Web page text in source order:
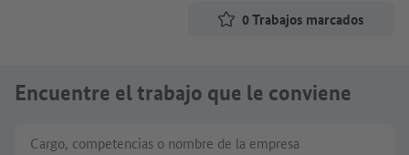
0Trabajos marcados
Encuentre el trabajo que le conviene